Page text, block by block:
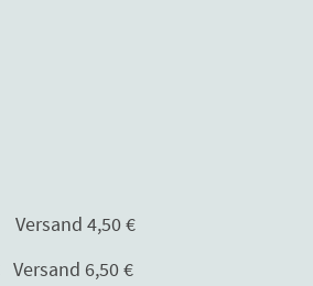
4,50 €
6,50 €